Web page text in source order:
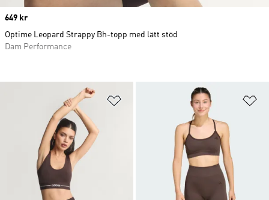
Lägg till på önskelistan
Price
649 kr
Optime Leopard Strappy Bh-topp med lätt stöd
Dam Performance